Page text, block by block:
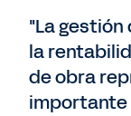
"La
la
de obra
importante